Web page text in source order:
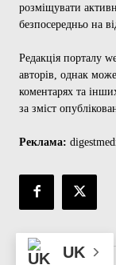
розміщувати
безпосередньо на
Редакція порталу
авторів, однак
коментарях та
за зміст
Реклама:
UK